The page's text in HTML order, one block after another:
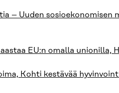
– Uuden sosioekonomisen
EU:n omalla unionilla,
Kohti kestävää